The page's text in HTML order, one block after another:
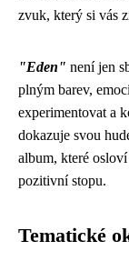
zvuk, který si vás
"Eden" není jen
plným barev,
experimentovat a
dokazuje svou
album, které
pozitivní stopu.
Tematické